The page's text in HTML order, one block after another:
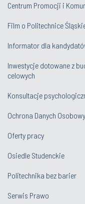
Centrum Promocji i
Film o Politechnice
Informator dla
Inwestycje dotowane z
celowych
Konsultacje
Ochrona Danych
Oferty pracy
Osiedle Studenckie
Politechnika bez barier
Serwis Prawo